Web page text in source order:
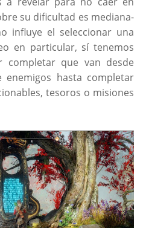
su dificultad es mediana-
influye el seleccionar una
en particular, sí tenemos
que van desde
hasta completar
tesoros o misiones